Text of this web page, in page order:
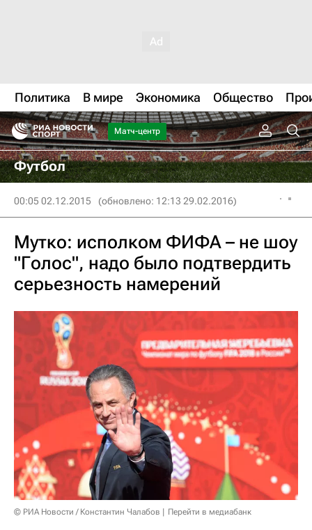
Политика В мире Экономика Общество
Матч-центр
Футбол
00:05 02.12.2015 (обновлено: 12:13 29.02.2016)
Мутко: исполком ФИФА – не шоу
"Голос", надо было подтвердить
серьезность намерений
© РИА Новости / Константин Чалабов Перейти в медиабанк